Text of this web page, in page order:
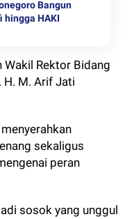
Bangun
hingga HAKI
Wakil Rektor Bidang
H. M. Arif Jati
sekaligus
peran
sosok yang unggul